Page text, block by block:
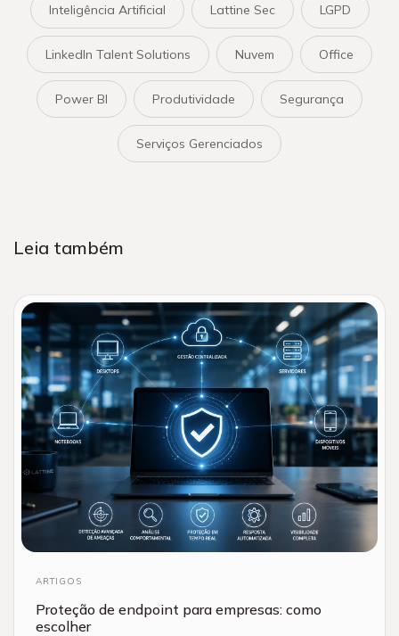
Inteligência Artificial Lattine Sec LGPD
LinkedIn Talent Solutions Nuvem Office
Power BI Produtividade Segurança
Serviços Gerenciados
Leia também
ARTIGOS
Proteção de endpoint para empresas: como
escolher